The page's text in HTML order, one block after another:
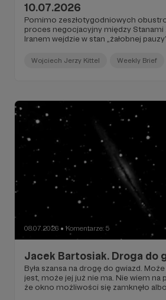
10.07.2026
Pomimo zeszłotygodniowych
proces negocjacyjny między
Iranem wejdzie w stan „żałobnej
linii Waszyngton–Teheran ponownie
Wojciech Jerzy Kittel Weekly Brief
08.07.2026 ● Komentarze: 5
Jacek Bartosiak. Droga do
Była szansa na drogę do gwiazd.
jest, może jej już nie ma. Nie wiem na
że okno możliwości się zamknęło